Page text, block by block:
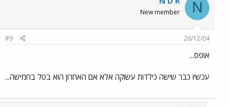
N
New member
26/12/04
#9
אופס...
עכשיו כבר שישה כילדות עשוקה אלא אם האחרון הוא בטל בחמישה...